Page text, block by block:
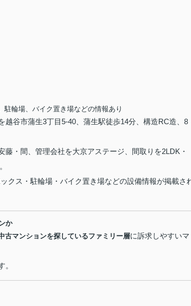
輪場、バイク置き場などの情報あり
谷市蒲生3丁目5-40、蒲生駅徒歩14分、構造RC造、8
・間、管理会社を大京アステージ、間取りを2LDK・
クス・駐輪場・バイク置き場などの設備情報が掲載さ
か
古マンションを探しているファミリー層に訴求しやすいマ
。